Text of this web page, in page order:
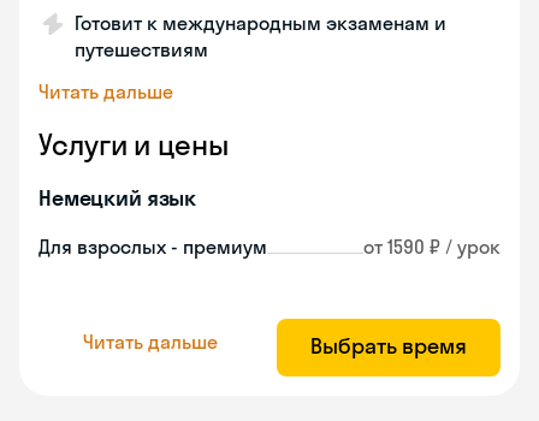
Готовит к международным экзаменам и
путешествиям
Читать дальше
Услуги и цены
Немецкий язык
Для взрослых - премиум от 1590 ₽ / урок
Читать дальше Выбрать время